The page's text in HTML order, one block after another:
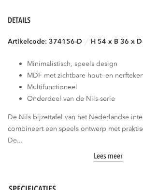
DETAILS
Artikelcode: 374156-D H 54 x B 36 x
Minimalistisch, speels design
MDF met zichtbare hout- en
Multifunctioneel
Onderdeel van de Nils-serie
De Nils bijzettafel van het Nederlandse
combineert een speels ontwerp met
De...
Lees meer